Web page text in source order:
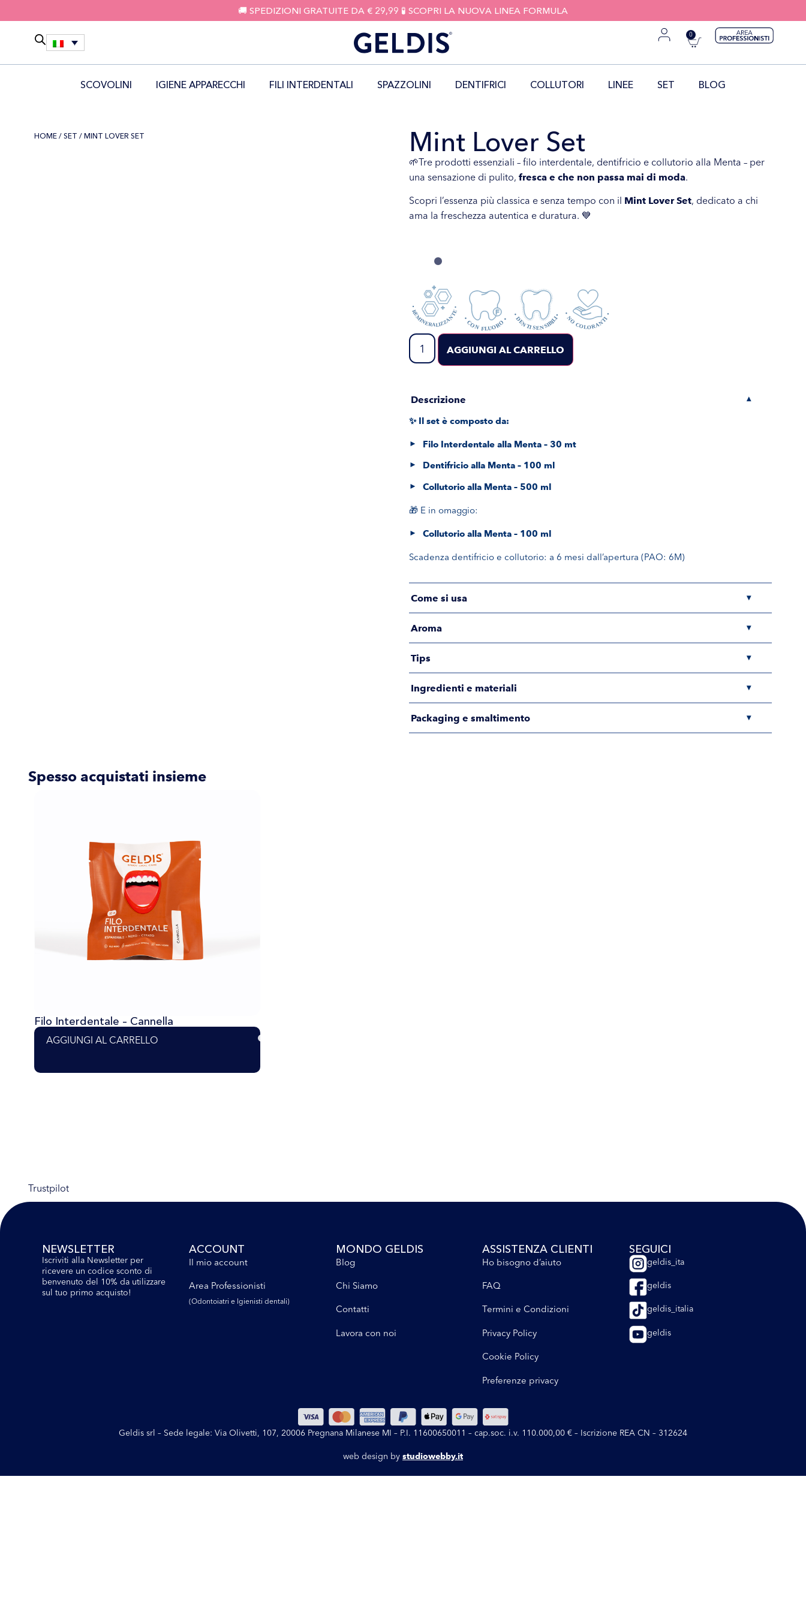
🚚 SPEDIZIONI GRATUITE DA € 29,99 🧪 SCOPRI LA NUOVA LINEA FORMULA
0
SCOVOLINI IGIENE APPARECCHI FILI INTERDENTALI SPAZZOLINI DENTIFRICI COLLUTORI LINEE SET BLOG
HOME / SET / MINT LOVER SET Mint Lover Set
🌱Tre prodotti essenziali – filo interdentale, dentifricio e collutorio alla Menta – per
una sensazione di pulito, fresca e che non passa mai di moda.
Scopri l’essenza più classica e senza tempo con il Mint Lover Set, dedicato a chi
ama la freschezza autentica e duratura. 💙
AGGIUNGI AL CARRELLO
Descrizione ▾
✨ Il set è composto da:
Filo Interdentale alla Menta – 30 mt
Dentifricio alla Menta – 100 ml
Collutorio alla Menta – 500 ml
🎁 E in omaggio:
Collutorio alla Menta – 100 ml
Scadenza dentifricio e collutorio: a 6 mesi dall’apertura (PAO: 6M)
Come si usa ▾
Aroma ▾
Tips ▾
Ingredienti e materiali ▾
Packaging e smaltimento ▾
Spesso acquistati insieme
Filo Interdentale – Cannella
AGGIUNGI AL CARRELLO
Trustpilot
NEWSLETTER
Iscriviti alla Newsletter per
ricevere un codice sconto di
benvenuto del 10% da utilizzare
sul tuo primo acquisto!
ACCOUNT
Il mio account
Area Professionisti
(Odontoiatri e lgienisti dentali)
MONDO GELDIS
Blog
Chi Siamo
Contatti
Lavora con noi
ASSISTENZA CLIENTI
Ho bisogno d’aiuto
FAQ
Termini e Condizioni
Privacy Policy
Cookie Policy
Preferenze privacy
SEGUICI
geldis_ita
geldis
geldis_italia
geldis
Geldis srl – Sede legale: Via Olivetti, 107, 20006 Pregnana Milanese MI – P.I. 11600650011 – cap.soc. i.v. 110.000,00 € – Iscrizione REA CN – 312624
web design by studiowebby.it